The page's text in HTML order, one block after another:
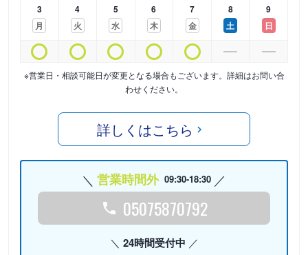
3
月
4
火
5
水
6
木
7
金
8
土
9
日
※営業日・相談可能日が変更となる場合もございます。詳細はお問い合
わせください。
詳しくはこちら
営業時間外 09:30-18:30
05075870792
24時間受付中